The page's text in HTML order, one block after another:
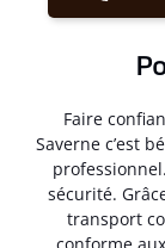
Faire
Saverne c’est
sécurité.
transport
conforme